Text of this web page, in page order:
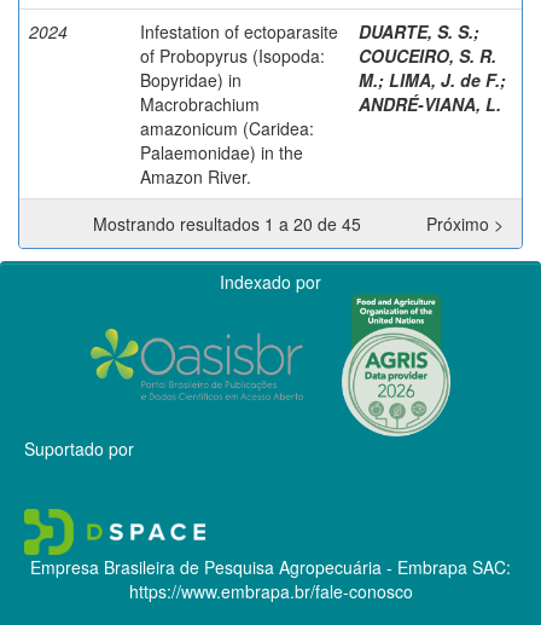
2024
Infestation of ectoparasite
of Probopyrus (Isopoda:
Bopyridae) in
Macrobrachium
amazonicum (Caridea:
Palaemonidae) in the
Amazon River.
DUARTE, S. S.;
COUCEIRO, S. R.
M.; LIMA, J. de F.;
ANDRÉ-VIANA, L.
Mostrando resultados 1 a 20 de 45 Próximo >
Indexado por
Suportado por
Empresa Brasileira de Pesquisa Agropecuária - Embrapa SAC:
https://www.embrapa.br/fale-conosco